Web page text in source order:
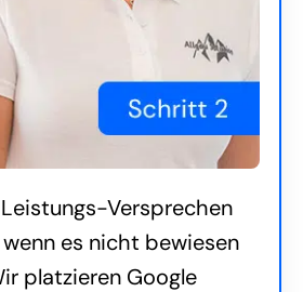
Versprechen
es nicht bewiesen
platzieren Google